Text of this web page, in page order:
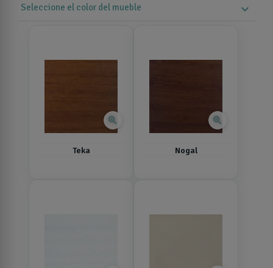
Seleccione el color del mueble expand_more
zoom_in
Teka
zoom_in
Nogal